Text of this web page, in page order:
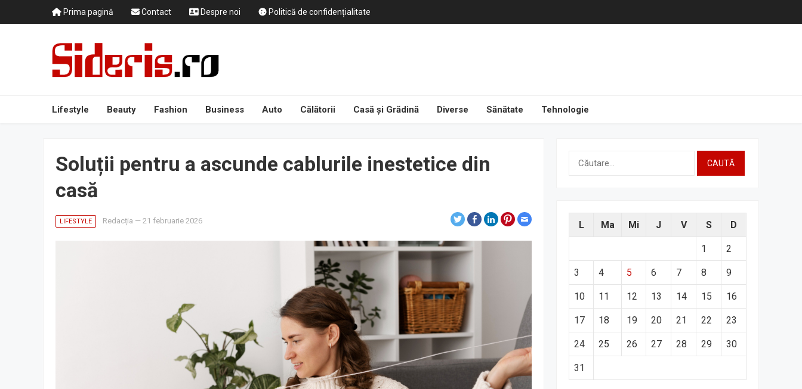
Prima pagină Contact Despre noi Politică de confidențialitate
Lifestyle Beauty Fashion Business Auto Călătorii Casă și Grădină Diverse Sănătate Tehnologie
Soluții pentru a ascunde cablurile inestetice din
casă
LIFESTYLE Redacția — 21 februarie 2026
Caută
L Ma Mi J V S D
1 2
3 4 5 6 7 8 9
10 11 12 13 14 15 16
17 18 19 20 21 22 23
24 25 26 27 28 29 30
31